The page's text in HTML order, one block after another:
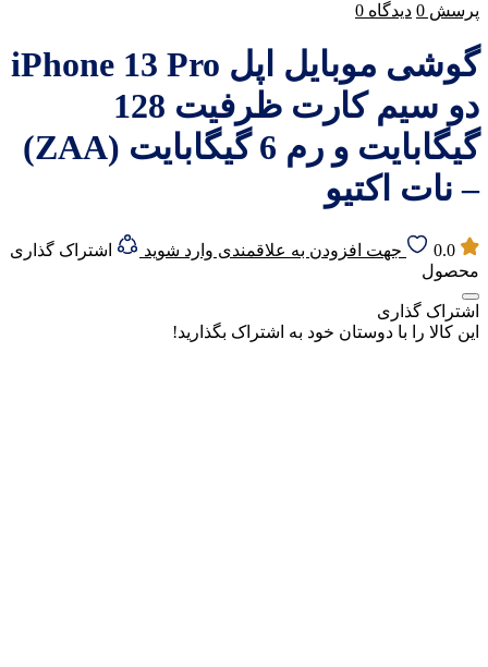
پرسش 0 دیدگاه 0
گوشی موبایل اپل iPhone 13 Pro
دو سیم‌ کارت ظرفیت 128
گیگابایت و رم 6 گیگابایت (ZAA)
– نات اکتیو
0.0 جهت افزودن به علاقمندی وارد شوید
اشتراک گذاری
محصول
اشتراک گذاری
این کالا را با دوستان خود به اشتراک بگذارید!